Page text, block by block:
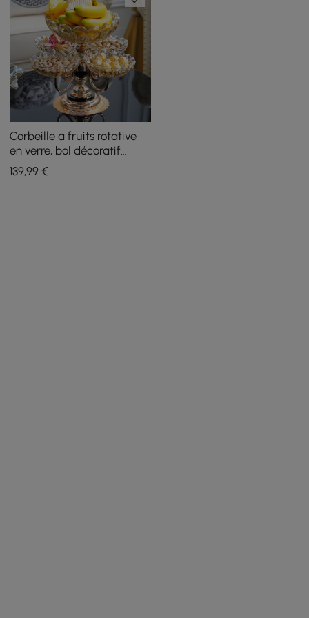
Corbeille à fruits rotative
en verre, bol décoratif
multicouche avec base en
or rose
139,99 €